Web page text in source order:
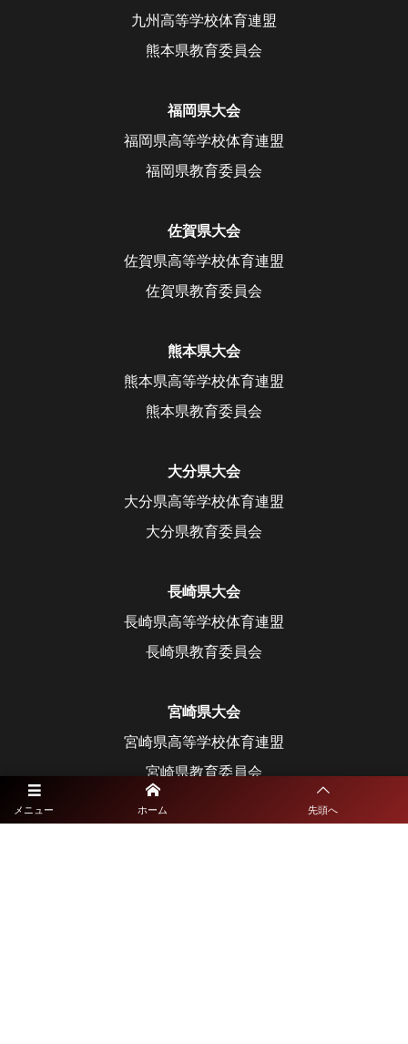
メニュー ホーム 先頭へ
九州高等学校体育連盟
熊本県教育委員会
福岡県大会
福岡県高等学校体育連盟
福岡県教育委員会
佐賀県大会
佐賀県高等学校体育連盟
佐賀県教育委員会
熊本県大会
熊本県高等学校体育連盟
熊本県教育委員会
大分県大会
大分県高等学校体育連盟
大分県教育委員会
長崎県大会
長崎県高等学校体育連盟
長崎県教育委員会
宮崎県大会
宮崎県高等学校体育連盟
宮崎県教育委員会